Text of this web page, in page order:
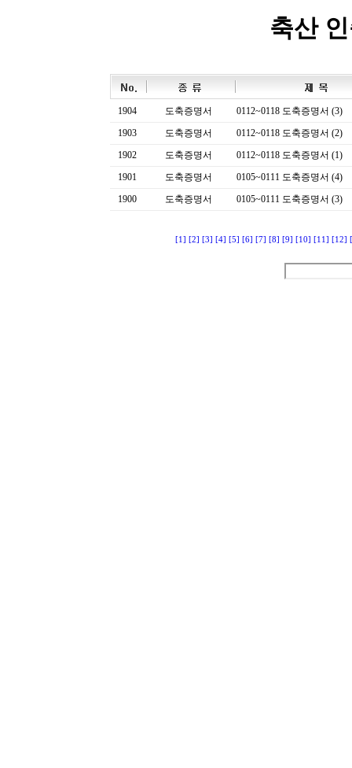
축산
1904 도축증명서
0112~0118 도축증명서 (3)
1903
도축증명서
0112~0118 도축증명서 (2)
1902
도축증명서
0112~0118 도축증명서 (1)
1901
도축증명서
0105~0111 도축증명서 (4)
1900
도축증명서 0105~0111 도축증명서 (3)
[1] [2] [3] [4] [5] [6] [7] [8] [9] [10] [11] [12]